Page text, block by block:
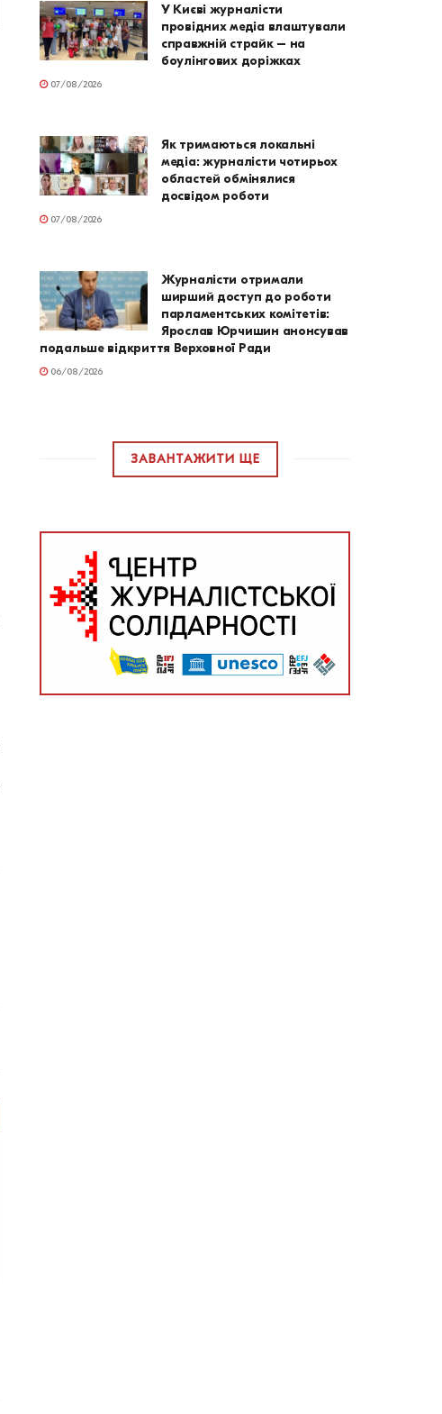
У Києві журналісти
провідних медіа влаштували
справжній страйк – на
боулінгових доріжках
07/08/2026
Як тримаються локальні
медіа: журналісти чотирьох
областей обмінялися
досвідом роботи
07/08/2026
Журналісти отримали
ширший доступ до роботи
парламентських комітетів:
Ярослав Юрчишин анонсував
подальше відкриття Верховної Ради
06/08/2026
ЗАВАНТАЖИТИ ЩЕ